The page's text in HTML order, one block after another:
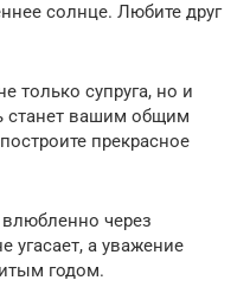
солнце. Любите друг
только супруга, но и
станет вашим общим
прекрасное
влюбленно через
угасает, а уважение
годом.